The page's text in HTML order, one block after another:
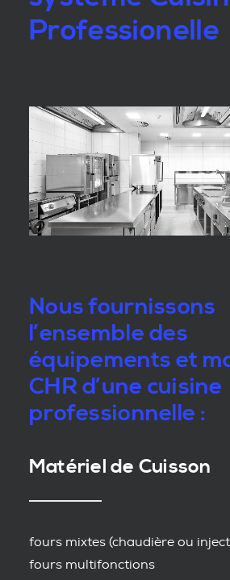
Professionelle
Nous fournissons
l’ensemble des
équipements et
CHR d’une cuisine
professionnelle :
Matériel de Cuisson
fours mixtes (chaudière ou
fours multifonctions